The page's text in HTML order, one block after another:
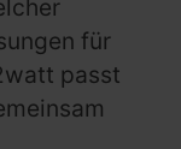
für
passt